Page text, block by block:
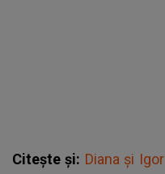
Citește și: Diana și